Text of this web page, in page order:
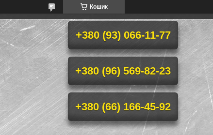
Кошик
+380 (93) 066-11-77
+380 (96) 569-82-23
+380 (66) 166-45-92